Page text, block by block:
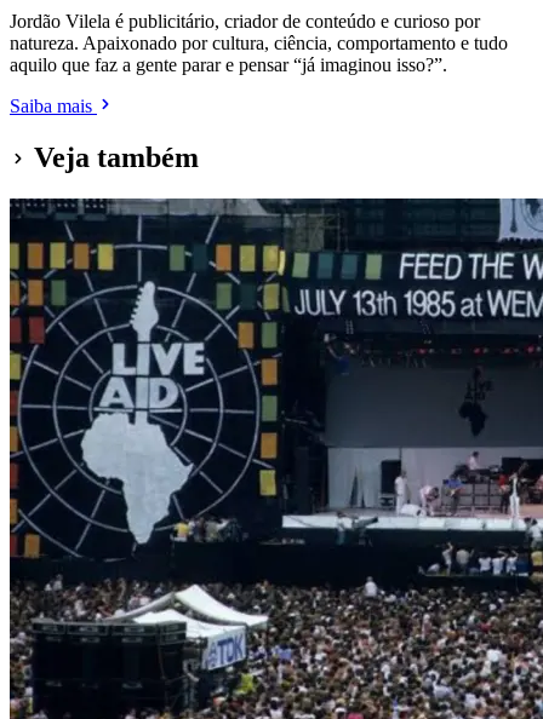
Jordão Vilela é publicitário, criador de conteúdo e curioso por
natureza. Apaixonado por cultura, ciência, comportamento e tudo
aquilo que faz a gente parar e pensar “já imaginou isso?”.
Saiba mais
Veja também